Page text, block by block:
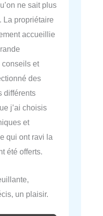
ne sait plus
La propriétaire
accueillie
et
des
différents
j’ai choisis
et
qui ont ravi la
été offerts.
un plaisir.